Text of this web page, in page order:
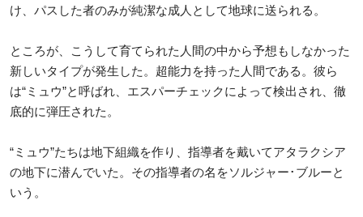
け、パスした者のみが純潔な成人として地球に送られる。
ところが、こうして育てられた人間の中から予想もしなかった
新しいタイプが発生した。超能力を持った人間である。彼ら
は“ミュウ”と呼ばれ、エスパーチェックによって検出され、徹
底的に弾圧された。
“ミュウ”たちは地下組織を作り、指導者を戴いてアタラクシア
の地下に潜んでいた。その指導者の名をソルジャー･ブルーと
いう。